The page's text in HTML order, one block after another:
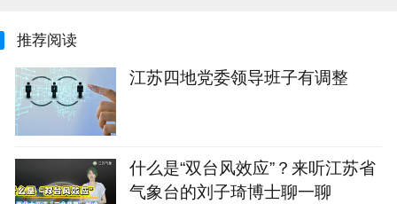
推荐阅读
江苏四地党委领导班子有调整
什么是“双台风效应”？来听江苏省
气象台的刘子琦博士聊一聊